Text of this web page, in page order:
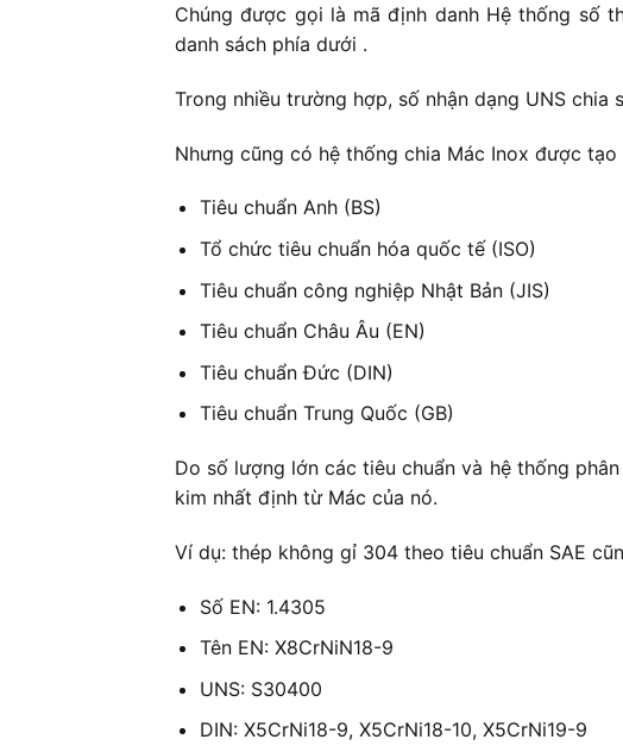
Chúng được gọi là mã định danh Hệ thống số
danh sách phía dưới .
Trong nhiều trường hợp, số nhận dạng UNS
Nhưng cũng có hệ thống chia Mác Inox được tạo
Tiêu chuẩn Anh (BS)
Tổ chức tiêu chuẩn hóa quốc tế (ISO)
Tiêu chuẩn công nghiệp Nhật Bản (JIS)
Tiêu chuẩn Châu Âu (EN)
Tiêu chuẩn Đức (DIN)
Tiêu chuẩn Trung Quốc (GB)
Do số lượng lớn các tiêu chuẩn và hệ thống
kim nhất định từ Mác của nó.
Ví dụ: thép không gỉ 304 theo tiêu chuẩn SAE
Số EN: 1.4305
Tên EN: X8CrNiN18-9
UNS: S30400
DIN: X5CrNi18-9, X5CrNi18-10, X5CrNi19-9